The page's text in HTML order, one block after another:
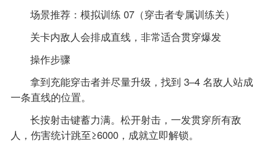
场景推荐：模拟训练 07（穿击者专属训练关）
关卡内敌人会排成直线，非常适合贯穿爆发
操作步骤
拿到充能穿击者并尽量升级，找到 3–4 名敌人站成
一条直线的位置。
长按射击键蓄力满。松开射击，一发贯穿所有敌
人，伤害统计跳至≥6000，成就立即解锁。